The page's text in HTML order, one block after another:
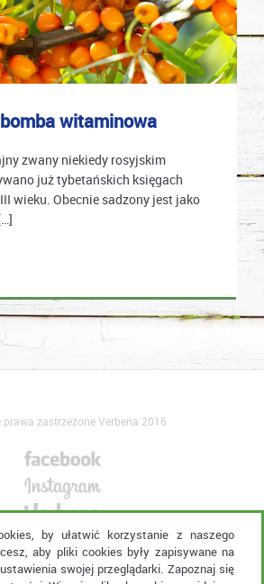
witaminowa
zwany niekiedy rosyjskim
już tybetańskich księgach
wieku. Obecnie sadzony jest jako
prawa zastrzeżone Verbena 2016
verbena@eura7.com
Interaktywna
by ułatwić korzystanie z naszego
aby pliki cookies były zapisywane na
swojej przeglądarki. Zapoznaj się